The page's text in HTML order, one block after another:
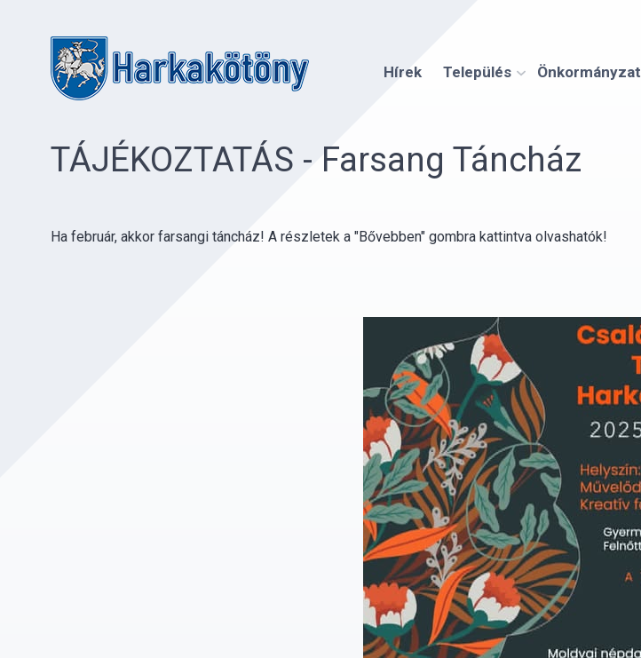
Hírek Település Önkormányzat
TÁJÉKOZTATÁS - Farsang Táncház
Ha február, akkor farsangi táncház! A részletek a "Bővebben" gombra kattintva olvashatók!